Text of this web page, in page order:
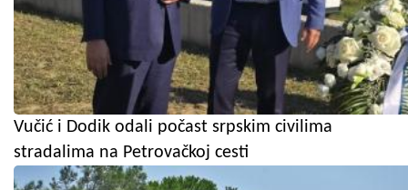
Vučić i Dodik odali počast srpskim civilima
stradalima na Petrovačkoj cesti